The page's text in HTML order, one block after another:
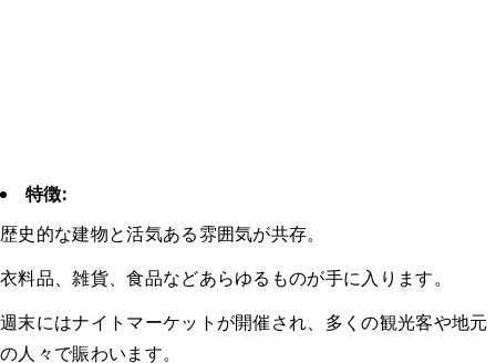
特徴:
歴史的な建物と活気ある雰囲気が共存。
衣料品、雑貨、食品などあらゆるものが手に入ります。
週末にはナイトマーケットが開催され、多くの観光客や地元
の人々で賑わいます。